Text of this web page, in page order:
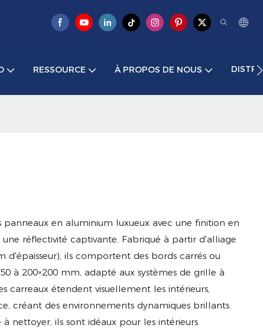
RESSOURCE À PROPOS DE NOUS
en aluminium luxueux avec une finition en
réflectivité captivante. Fabriqué à partir d'alliage
d'épaisseur), ils comportent des bords carrés ou
à 200×200 mm, adapté aux systèmes de grille à
carreaux étendent visuellement les intérieurs,
créant des environnements dynamiques brillants.
nettoyer, ils sont idéaux pour les intérieurs